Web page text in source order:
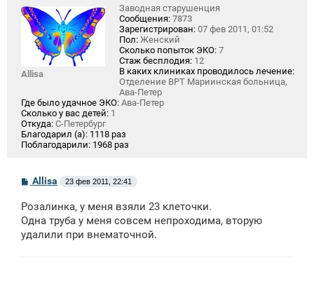
Allisa
Заводная старушенция
Сообщения: 7873
Зарегистрирован: 07 фев 2011, 01:52
Пол: Женский
Сколько попыток ЭКО: 7
Стаж бесплодия: 12
В каких клиниках проводилось лечение:
Отделение ВРТ Мариинская больница,
Ава-Петер
Где было удачное ЭКО: Ава-Петер
Сколько у вас детей: 1
Откуда: С-Петербург
Благодарил (а): 1118 раз
Поблагодарили: 1968 раз
С
о
б
щ
е
н
Allisa 23 фев 2011, 22:41
Розалинка, у меня взяли 23 клеточки.
Одна труба у меня совсем непроходима, вторую
удалили при внематочной.